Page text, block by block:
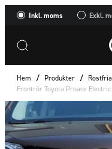
Inkl. moms Exkl.
Hem / Produkter /
Frontrör Toyota Proace Electric